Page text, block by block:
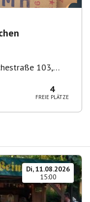
103,
4
FREIE PLÄTZE
Di, 11.08.2026
15:00